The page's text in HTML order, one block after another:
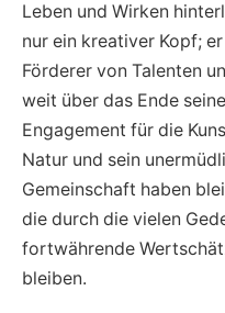
Leben und Wirken
nur ein kreativer Kopf;
Förderer von Talenten
weit über das Ende
Engagement für die
Natur und sein
Gemeinschaft haben
die durch die vielen
fortwährende
bleiben.